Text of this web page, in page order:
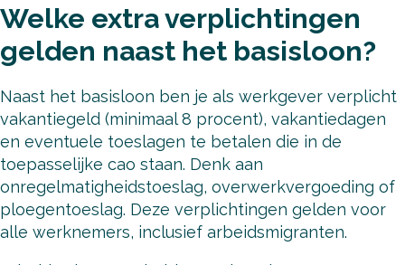
Welke extra verplichtingen
gelden naast het basisloon?
Naast het basisloon ben je als werkgever verplicht
vakantiegeld (minimaal 8 procent), vakantiedagen
en eventuele toeslagen te betalen die in de
toepasselijke cao staan. Denk aan
onregelmatigheidstoeslag, overwerkvergoeding of
ploegentoeslag. Deze verplichtingen gelden voor
alle werknemers, inclusief arbeidsmigranten.